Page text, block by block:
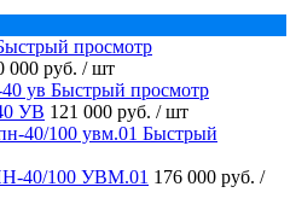
просмотр
000 руб. / шт
Быстрый просмотр
УВ 121 000 руб. / шт
Быстрый
40/100 УВМ.01 176 000 руб. /